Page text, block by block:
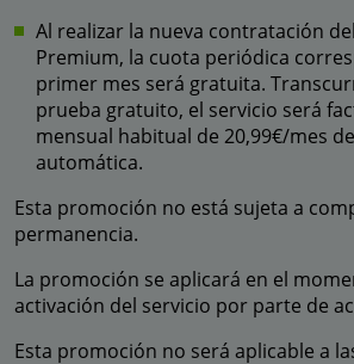
Al realizar la nueva contratación
Premium, la cuota periódica
primer mes será gratuita.
prueba gratuito, el servicio será
mensual habitual de 20,99€/mes
automática.
Esta promoción no está sujeta a
permanencia.
La promoción se aplicará en el
activación del servicio por parte de
Esta promoción no será aplicable a